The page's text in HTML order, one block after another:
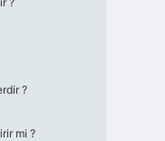
?
mi ?